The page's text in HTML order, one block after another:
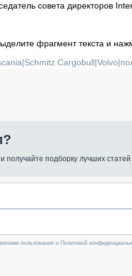
совета директоров
фрагмент текста и
|Schmitz Cargobull|Volvo|
получайте подборку лучших
пользования и Политикой